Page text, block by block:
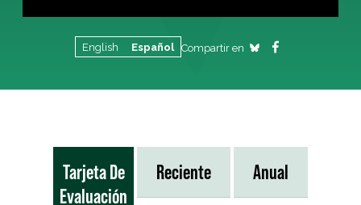
English Español Compartir en
Tarjeta De
Evaluación
Reciente Anual